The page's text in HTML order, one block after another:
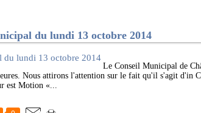
du lundi 13 octobre 2014
Le Conseil Municipal de
Nous attirons l'attention sur le fait qu'il s'agit d'in
est Motion «...